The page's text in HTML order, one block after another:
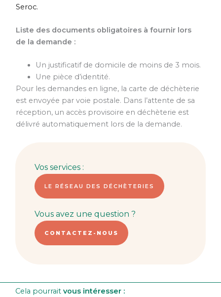
Seroc.
Liste des documents obligatoires à fournir lors
de la demande :
Un justificatif de domicile de moins de 3 mois.
Une pièce d’identité.
Pour les demandes en ligne, la carte de déchèterie
est envoyée par voie postale. Dans l’attente de sa
réception, un accès provisoire en déchèterie est
délivré automatiquement lors de la demande.
Vos services :
LE RÉSEAU DES DÉCHÈTERIES
Vous avez une question ?
CONTACTEZ-NOUS
Cela pourraitvous intéresser :